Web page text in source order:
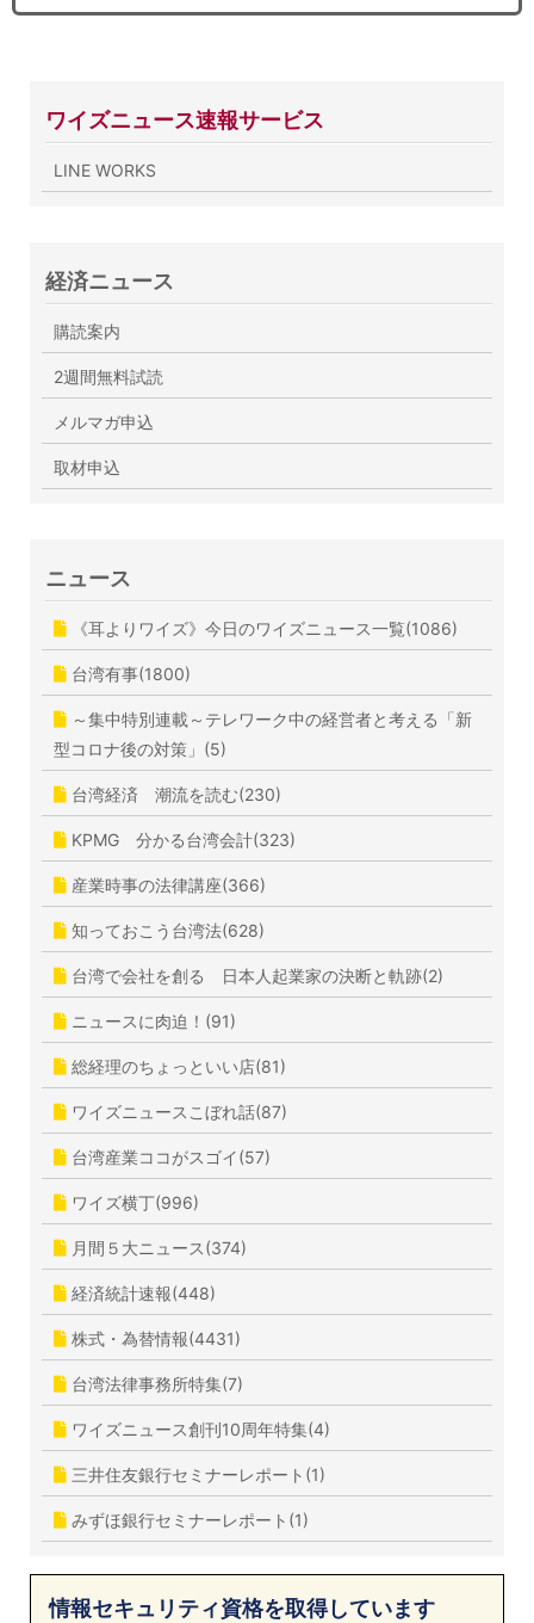
ワイズニュース速報サービス
LINE WORKS
経済ニュース
購読案内
2週間無料試読
メルマガ申込
取材申込
ニュース
《耳よりワイズ》今日のワイズニュース一覧(1086)
台湾有事(1800)
～集中特別連載～テレワーク中の経営者と考える「新
型コロナ後の対策」(5)
台湾経済 潮流を読む(230)
KPMG 分かる台湾会計(323)
産業時事の法律講座(366)
知っておこう台湾法(628)
台湾で会社を創る 日本人起業家の決断と軌跡(2)
ニュースに肉迫！(91)
総経理のちょっといい店(81)
ワイズニュースこぼれ話(87)
台湾産業ココがスゴイ(57)
ワイズ横丁(996)
月間５大ニュース(374)
経済統計速報(448)
株式・為替情報(4431)
台湾法律事務所特集(7)
ワイズニュース創刊10周年特集(4)
三井住友銀行セミナーレポート(1)
みずほ銀行セミナーレポート(1)
情報セキュリティ資格を取得しています